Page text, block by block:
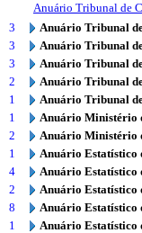
Anuário Tribunal de
3
Anuário Tribunal
3
Anuário Tribunal
3
Anuário Tribunal
2
Anuário Tribunal
1
Anuário Tribunal
1
Anuário Ministério
2
Anuário Ministério
1
Anuário Estatístico
4
Anuário Estatístico
2
Anuário Estatístico
8
Anuário Estatístico
1
Anuário Estatístico